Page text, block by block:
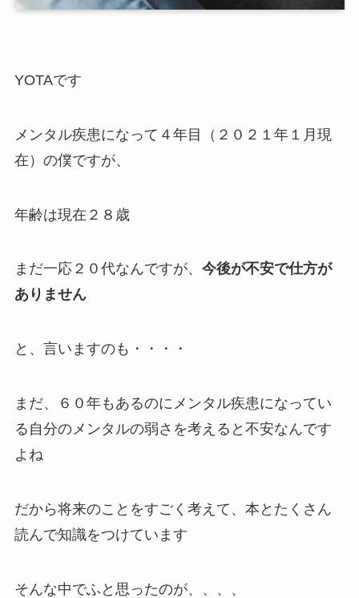
YOTAです
メンタル疾患になって４年目（２０２１年１月現
在）の僕ですが、
年齢は現在２８歳
まだ一応２０代なんですが、 今後が不安で仕方が
ありません
と、言いますのも・・・・
まだ、６０年もあるのにメンタル疾患になってい
る自分のメンタルの弱さを考えると不安なんです
よね
だから将来のことをすごく考えて、本とたくさん
読んで知識をつけています
そんな中でふと思ったのが、、、、